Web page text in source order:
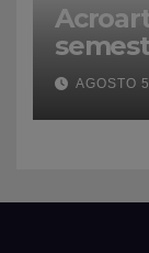
AGOSTO